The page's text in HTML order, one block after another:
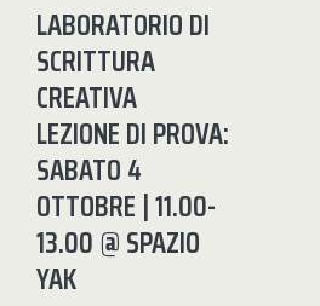
LABORATORIO DI
SCRITTURA
CREATIVA
LEZIONE DI PROVA:
SABATO 4
OTTOBRE | 11.00-
13.00 @ SPAZIO
YAK